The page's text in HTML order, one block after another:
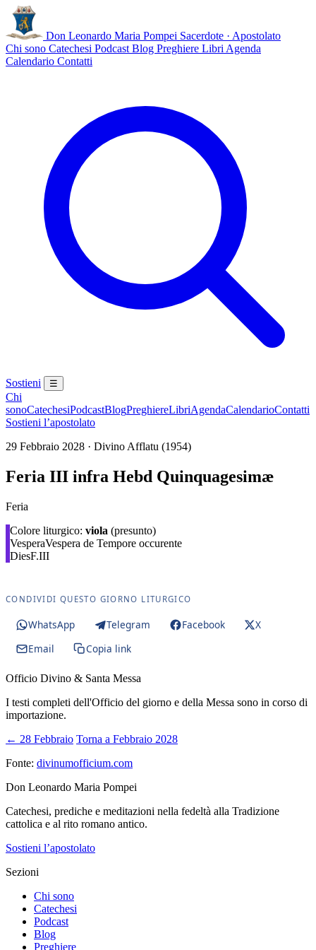
Don Leonardo Maria Pompei Sacerdote · Apostolato
Chi sono Catechesi Podcast Blog Preghiere Libri Agenda
Calendario Contatti
Sostieni ☰
Chi
sonoCatechesiPodcastBlogPreghiereLibriAgendaCalendarioContatti
Sostieni l’apostolato
29 Febbraio 2028 · Divino Afflatu (1954)
Feria III infra Hebd Quinquagesimæ
Feria
Colore liturgico: viola (presunto)
VesperaVespera de Tempore occurente
DiesF.III
CONDIVIDI QUESTO GIORNO LITURGICO
WhatsApp Telegram Facebook
X
Email
Copia link
Officio Divino & Santa Messa
I testi completi dell'Officio del giorno e della Messa sono in corso di
importazione.
← 28 Febbraio Torna a Febbraio 2028
Fonte: divinumofficium.com
Don Leonardo Maria Pompei
Catechesi, prediche e meditazioni nella fedeltà alla Tradizione
cattolica e al rito romano antico.
Sostieni l’apostolato
Sezioni
Chi sono
Catechesi
Podcast
Blog
Preghiere